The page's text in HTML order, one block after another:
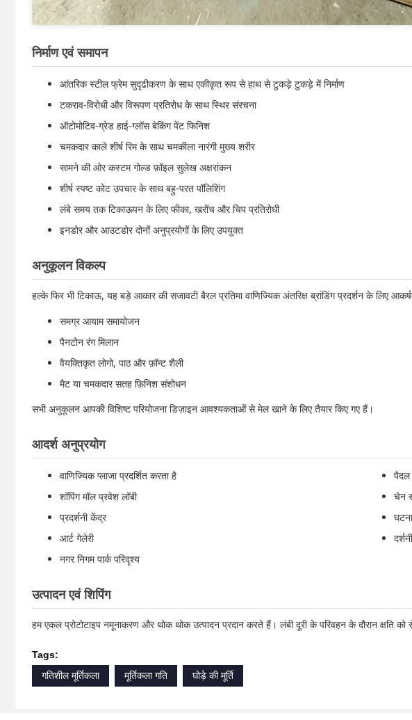
निर्माण एवं समापन
आंतरिक स्टील फ्रेम सुदृढीकरण के साथ एकीकृत रूप से हाथ से टुकड़े टुकड़े में निर्माण
टकराव-विरोधी और विरूपण प्रतिरोध के साथ स्थिर संरचना
ऑटोमोटिव-ग्रेड हाई-ग्लॉस बेकिंग पेंट फिनिश
चमकदार काले शीर्ष रिम के साथ चमकीला नारंगी मुख्य शरीर
सामने की ओर कस्टम गोल्ड फ़ॉइल सुलेख अक्षरांकन
शीर्ष स्पष्ट कोट उपचार के साथ बहु-परत पॉलिशिंग
लंबे समय तक टिकाऊपन के लिए फीका, खरोंच और चिप प्रतिरोधी
इनडोर और आउटडोर दोनों अनुप्रयोगों के लिए उपयुक्त
अनुकूलन विकल्प
हल्के फिर भी टिकाऊ, यह बड़े आकार की सजावटी बैरल प्रतिमा वाणिज्यिक अंतरिक्ष ब्रांडिंग प्रदर्शन के लिए
समग्र आयाम समायोजन
पैनटोन रंग मिलान
वैयक्तिकृत लोगो, पाठ और फ़ॉन्ट शैली
मैट या चमकदार सतह फ़िनिश संशोधन
सभी अनुकूलन आपकी विशिष्ट परियोजना डिज़ाइन आवश्यकताओं से मेल खाने के लिए तैयार किए गए हैं।
आदर्श अनुप्रयोग
वाणिज्यिक प्लाजा प्रदर्शित करता है
शॉपिंग मॉल प्रवेश लॉबी
प्रदर्शनी केंद्र
आर्ट गेलेरी
नगर निगम पार्क परिदृश्य
पैदल
चेन
उत्पादन एवं शिपिंग
हम एकल प्रोटोटाइप नमूनाकरण और थोक थोक उत्पादन प्रदान करते हैं। लंबी दूरी के परिवहन के दौरान
Tags:
गतिशील मूर्तिकला
मूर्तिकला गति घोड़े की मूर्ति